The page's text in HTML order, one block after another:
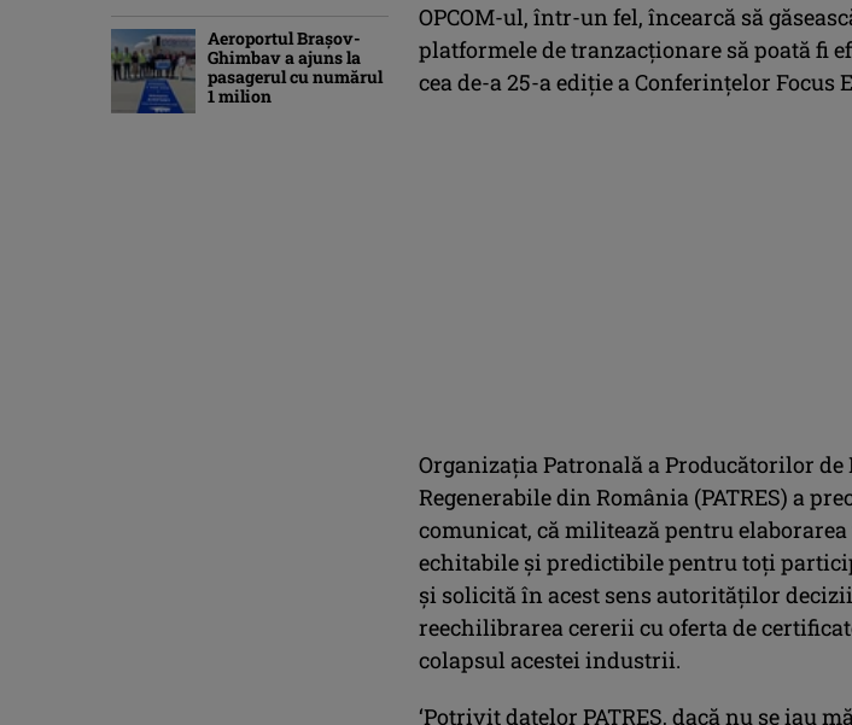
OPCOM-ul, într-un fel, încearcă să
platformele de tranzacţionare să poată fi
cea de-a 25-a ediţie a Conferinţelor Focus
Organizaţia Patronală a Producătorilor de
Regenerabile din România (PATRES) a
comunicat, că militează pentru
echitabile şi predictibile pentru toţi
şi solicită în acest sens autorităţilor
reechilibrarea cererii cu oferta de
colapsul acestei industrii.
‘Potrivit datelor PATRES, dacă nu se iau
Aeroportul Brașov-
Ghimbav a ajuns la
pasagerul cu numărul
1 milion